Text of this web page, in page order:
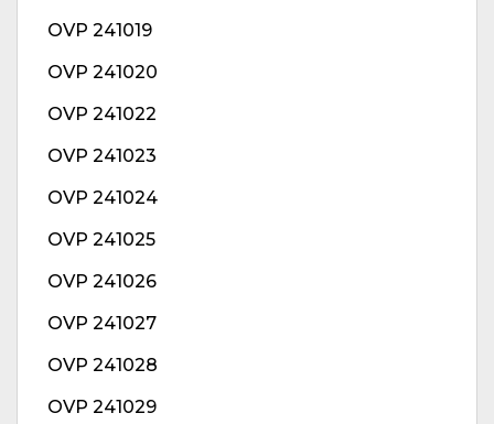
OVP 241019
OVP 241020
OVP 241022
OVP 241023
OVP 241024
OVP 241025
OVP 241026
OVP 241027
OVP 241028
OVP 241029